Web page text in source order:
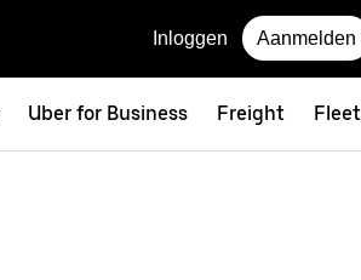
Inloggen Aanmelden
Uber for Business Freight Fleet